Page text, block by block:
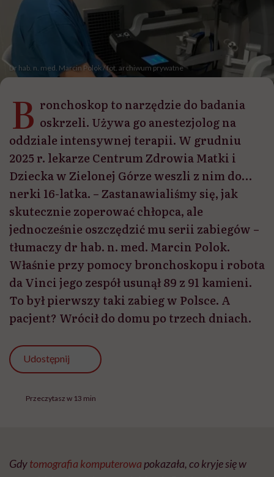
Dr hab. n. med. Marcin Polok / fot. archiwum prywatne
B ronchoskop to narzędzie do badania
oskrzeli. Używa go anestezjolog na
oddziale intensywnej terapii. W grudniu
2025 r. lekarze Centrum Zdrowia Matki i
Dziecka w Zielonej Górze weszli z nim do…
nerki 16-latka. – Zastanawialiśmy się, jak
skutecznie zoperować chłopca, ale
jednocześnie oszczędzić mu serii zabiegów –
tłumaczy dr hab. n. med. Marcin Polok.
Właśnie przy pomocy bronchoskopu i robota
da Vinci jego zespół usunął 89 z 91 kamieni.
To był pierwszy taki zabieg w Polsce. A
pacjent? Wrócił do domu po trzech dniach.
Udostępnij
Przeczytasz w 13 min
Gdytomografia komputerowa pokazała, co kryje się w